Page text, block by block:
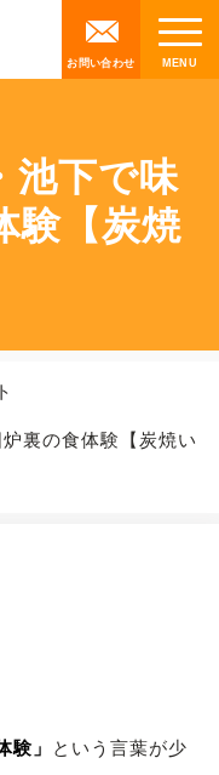
お問い合わせ
池下で味
験【炭焼
裏の食体験【炭焼い
験」 という言葉が少